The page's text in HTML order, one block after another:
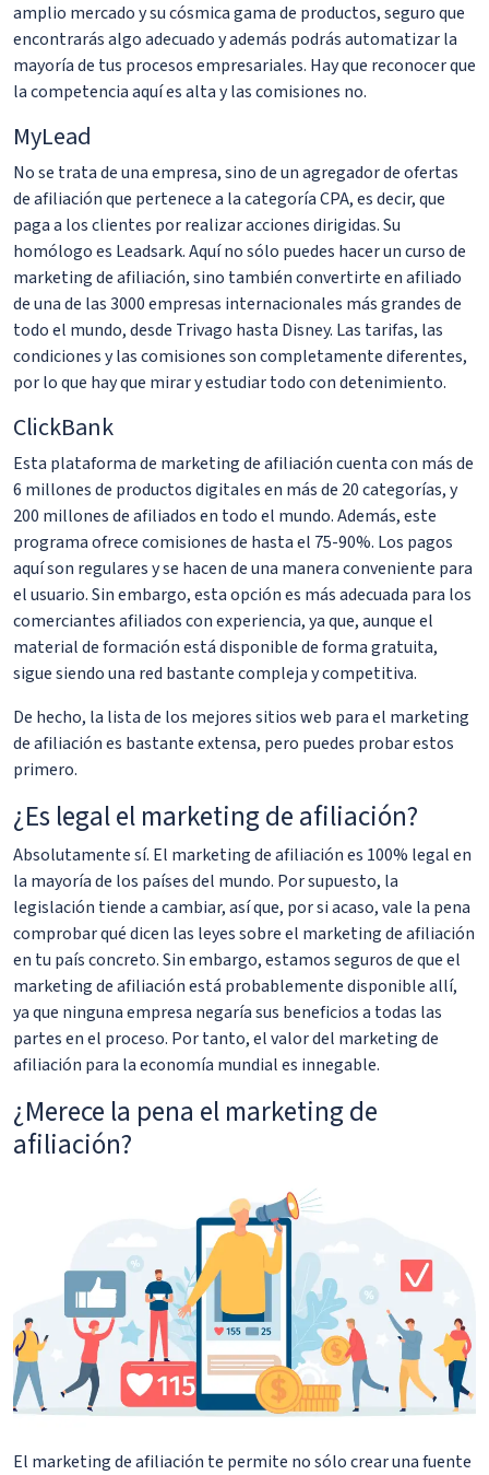
amplio mercado y su cósmica gama de productos, seguro que
encontrarás algo adecuado y además podrás automatizar la
mayoría de tus procesos empresariales. Hay que reconocer que
la competencia aquí es alta y las comisiones no.
MyLead
No se trata de una empresa, sino de un agregador de ofertas
de afiliación que pertenece a la categoría CPA, es decir, que
paga a los clientes por realizar acciones dirigidas. Su
homólogo es Leadsark. Aquí no sólo puedes hacer un curso de
marketing de afiliación, sino también convertirte en afiliado
de una de las 3000 empresas internacionales más grandes de
todo el mundo, desde Trivago hasta Disney. Las tarifas, las
condiciones y las comisiones son completamente diferentes,
por lo que hay que mirar y estudiar todo con detenimiento.
ClickBank
Esta plataforma de marketing de afiliación cuenta con más de
6 millones de productos digitales en más de 20 categorías, y
200 millones de afiliados en todo el mundo. Además, este
programa ofrece comisiones de hasta el 75-90%. Los pagos
aquí son regulares y se hacen de una manera conveniente para
el usuario. Sin embargo, esta opción es más adecuada para los
comerciantes afiliados con experiencia, ya que, aunque el
material de formación está disponible de forma gratuita,
sigue siendo una red bastante compleja y competitiva.
De hecho, la lista de los mejores sitios web para el marketing
de afiliación es bastante extensa, pero puedes probar estos
primero.
¿Es legal el marketing de afiliación?
Absolutamente sí. El marketing de afiliación es 100% legal en
la mayoría de los países del mundo. Por supuesto, la
legislación tiende a cambiar, así que, por si acaso, vale la pena
comprobar qué dicen las leyes sobre el marketing de afiliación
en tu país concreto. Sin embargo, estamos seguros de que el
marketing de afiliación está probablemente disponible allí,
ya que ninguna empresa negaría sus beneficios a todas las
partes en el proceso. Por tanto, el valor del marketing de
afiliación para la economía mundial es innegable.
¿Merece la pena el marketing de
afiliación?
El marketing de afiliación te permite no sólo crear una fuente